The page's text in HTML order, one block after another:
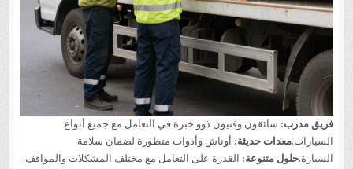
فريق مدرب: سائقون وفنيون ذوو خبرة في التعامل مع جميع أنواع
السيارات.معدات حديثة: أوناش وأدوات متطورة لضمان سلامة
السيارة.حلول متنوعة: القدرة على التعامل مع مختلف المشكلات والمواقف.